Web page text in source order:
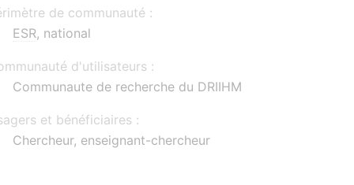
de communauté :
ESR, national
d'utilisateurs :
Communaute de recherche du DRIIHM
et bénéficiaires :
Chercheur, enseignant-chercheur